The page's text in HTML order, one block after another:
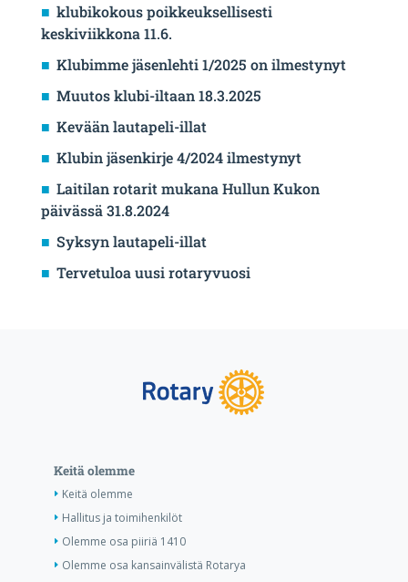
klubikokous poikkeuksellisesti
keskiviikkona 11.6.
Klubimme jäsenlehti 1/2025 on ilmestynyt
Muutos klubi-iltaan 18.3.2025
Kevään lautapeli-illat
Klubin jäsenkirje 4/2024 ilmestynyt
Laitilan rotarit mukana Hullun Kukon
päivässä 31.8.2024
Syksyn lautapeli-illat
Tervetuloa uusi rotaryvuosi
Keitä olemme
Keitä olemme
Hallitus ja toimihenkilöt
Olemme osa piiriä 1410
Olemme osa kansainvälistä Rotarya